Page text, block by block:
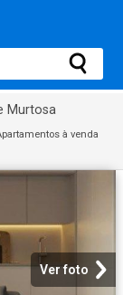
Murtosa
à venda
Ver foto